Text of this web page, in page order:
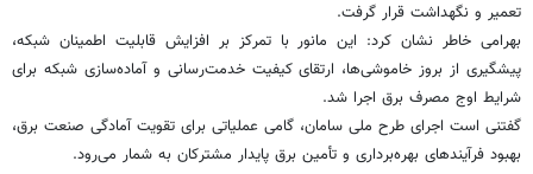
تعمیر و نگهداشت قرار گرفت.
بهرامی خاطر نشان کرد: این مانور با تمرکز بر افزایش قابلیت اطمینان شبکه،
پیشگیری از بروز خاموشی‌ها، ارتقای کیفیت خدمت‌رسانی و آماده‌سازی شبکه برای
شرایط اوج مصرف برق اجرا شد.
گفتنی است اجرای طرح ملی سامان، گامی عملیاتی برای تقویت آمادگی صنعت برق،
بهبود فرآیندهای بهره‌برداری و تأمین برق پایدار مشترکان به شمار می‌رود.